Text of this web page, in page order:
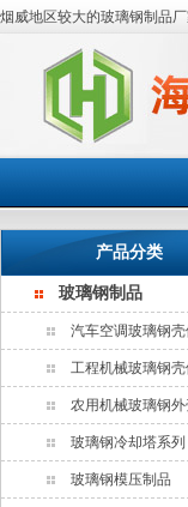
烟威地区较大的玻璃钢制品
产品分类
玻璃钢制品
汽车空调玻璃钢
工程机械玻璃钢
农用机械玻璃钢
玻璃钢冷却塔系列
玻璃钢模压制品